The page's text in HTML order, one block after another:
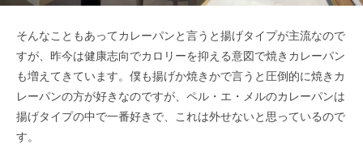
そんなこともあってカレーパンと言うと揚げタイプが主流なので
すが、昨今は健康志向でカロリーを抑える意図で焼きカレーパン
も増えてきています。僕も揚げか焼きかで言うと圧倒的に焼きカ
レーパンの方が好きなのですが、ペル・エ・メルのカレーパンは
揚げタイプの中で一番好きで、これは外せないと思っているので
す。